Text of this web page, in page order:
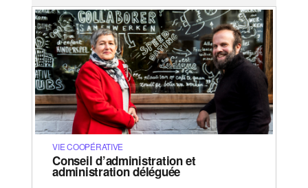
VIE COOPÉRATIVE
Conseil d’administration et
administration déléguée